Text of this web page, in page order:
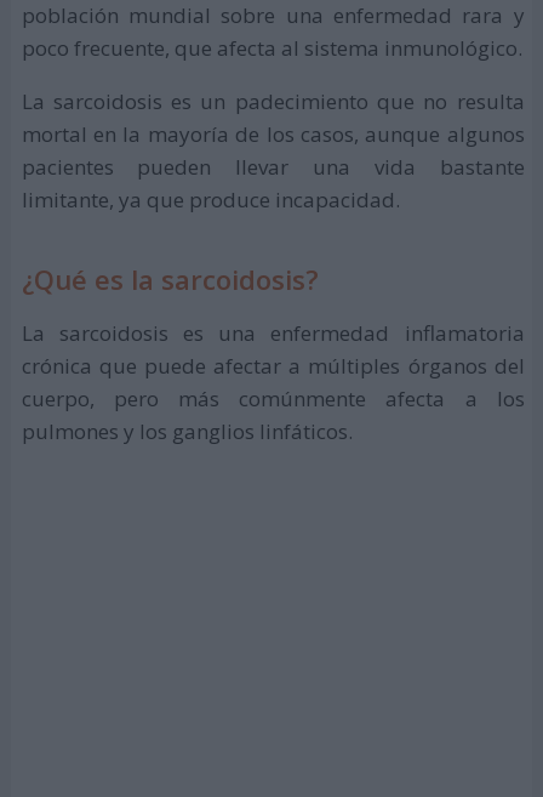
población mundial sobre una enfermedad rara y
poco frecuente, que afecta al sistema inmunológico.
La sarcoidosis es un padecimiento que no resulta
mortal en la mayoría de los casos, aunque algunos
pacientes pueden llevar una vida bastante
limitante, ya que produce incapacidad.
¿Qué es la sarcoidosis?
La sarcoidosis es una enfermedad inflamatoria
crónica que puede afectar a múltiples órganos del
cuerpo, pero más comúnmente afecta a los
pulmones y los ganglios linfáticos.